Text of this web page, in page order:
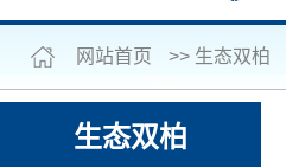
网站首页 >> 生态双柏
生态双柏